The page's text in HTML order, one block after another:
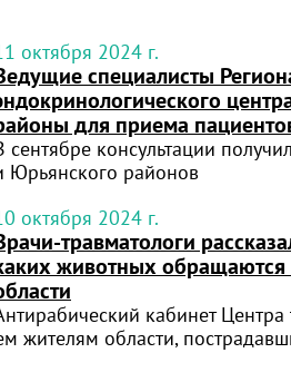
октября 2024 г.
специалисты
для приема
сентябре консультации
Юрьянского районов
октября 2024 г.
травматологи
животных
кабинет Центра
жителям области,